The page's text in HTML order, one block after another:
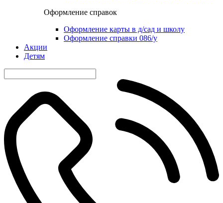
Оформление справок
Оформление карты в д/сад и школу
Оформление справки 086/у
Акции
Детям